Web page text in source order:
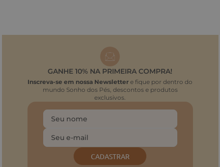
GANHE 10% NA PRIMEIRA COMPRA!
Inscreva-se em nossa Newsletter e fique por dentro do
mundo Sonho dos Pés, descontos e produtos
exclusivos.
CADASTRAR